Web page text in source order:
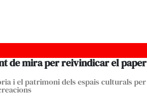
de mira per reivindicar el paper
i el patrimoni dels espais culturals per